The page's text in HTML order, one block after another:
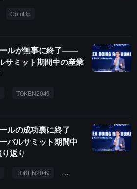
CoinUp
ルが無事に終了——
サミット期間中の産業
TOKEN2049
ルの成功裏に終了
ルサミット期間中
返り
TOKEN2049 AI